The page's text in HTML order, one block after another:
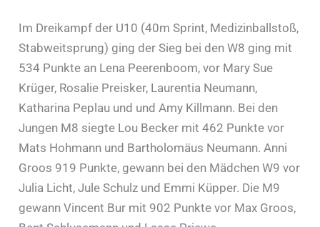
Im Dreikampf der U10 (40m Sprint, Medizinballstoß,
Stabweitsprung) ging der Sieg bei den W8 ging mit
534 Punkte an Lena Peerenboom, vor Mary Sue
Krüger, Rosalie Preisker, Laurentia Neumann,
Katharina Peplau und und Amy Killmann. Bei den
Jungen M8 siegte Lou Becker mit 462 Punkte vor
Mats Hohmann und Bartholomäus Neumann. Anni
Groos 919 Punkte, gewann bei den Mädchen W9 vor
Julia Licht, Jule Schulz und Emmi Küpper. Die M9
gewann Vincent Bur mit 902 Punkte vor Max Groos,